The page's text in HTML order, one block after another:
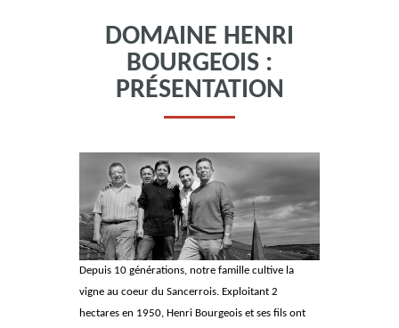
DOMAINE HENRI
BOURGEOIS :
PRÉSENTATION
Depuis 10 générations, notre famille cultive la
vigne au coeur du Sancerrois. Exploitant 2
hectares en 1950, Henri Bourgeois et ses fils ont